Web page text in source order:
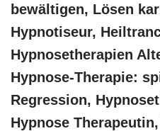
bewältigen, Lösen
Hypnotiseur,
Hypnosetherapien
Hypnose-Therapie:
Regression,
Hypnose